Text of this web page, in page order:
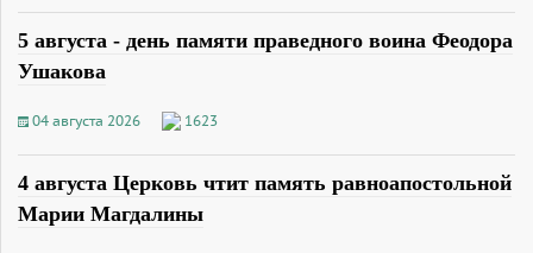
5 августа - день памяти праведного воина Феодора
Ушакова
04 августа 2026 1623
4 августа Церковь чтит память равноапостольной
Марии Магдалины